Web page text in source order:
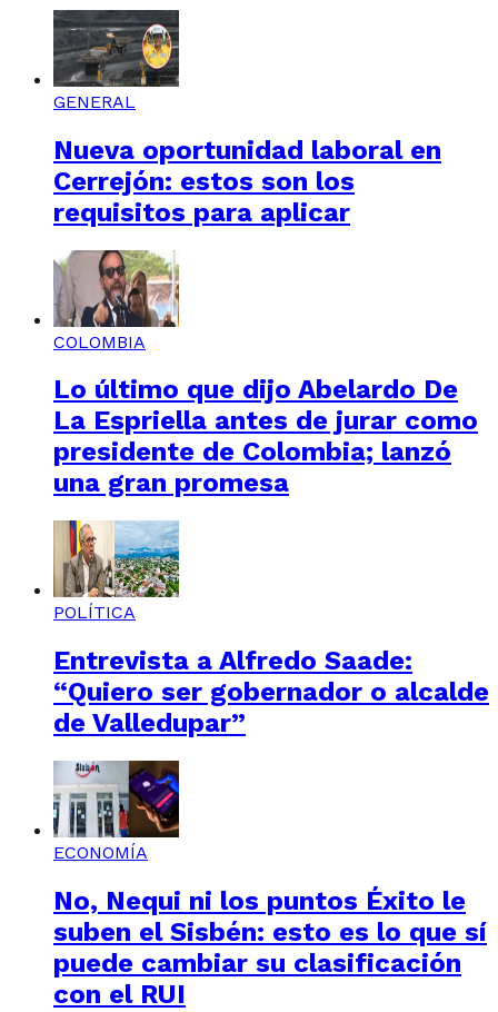
GENERAL
Nueva oportunidad laboral en
Cerrejón: estos son los
requisitos para aplicar
COLOMBIA
Lo último que dijo Abelardo De
La Espriella antes de jurar como
presidente de Colombia; lanzó
una gran promesa
POLÍTICA
Entrevista a Alfredo Saade:
“Quiero ser gobernador o alcalde
de Valledupar”
ECONOMÍA
No, Nequi ni los puntos Éxito le
suben el Sisbén: esto es lo que sí
puede cambiar su clasificación
con el RUI